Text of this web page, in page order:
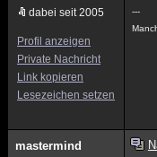
dabei seit 2005
Profil anzeigen
Private Nachricht
Link kopieren
Lesezeichen setzen
---
mastermind